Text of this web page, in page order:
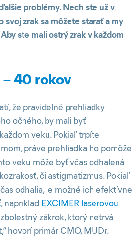
problémy. Nech ste už v
svoj zrak sa môžete starať a my
ste mali ostrý zrak v každom
40 rokov
že pravidelné prehliadky
očného, by mali byť
veku. Pokiaľ trpíte
práve prehliadka ho pomôže
veku môže byť včas odhalená
či astigmatizmus. Pokiaľ
odhalia, je možné ich efektívne
napríklad EXCIMER laserovou
zákrok, ktorý netrvá
hovorí primár CMO, MUDr.